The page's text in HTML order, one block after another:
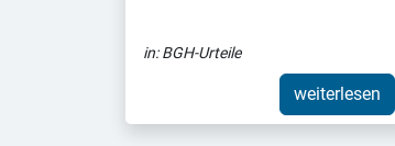
in:BGH-Urteile
weiterlesen